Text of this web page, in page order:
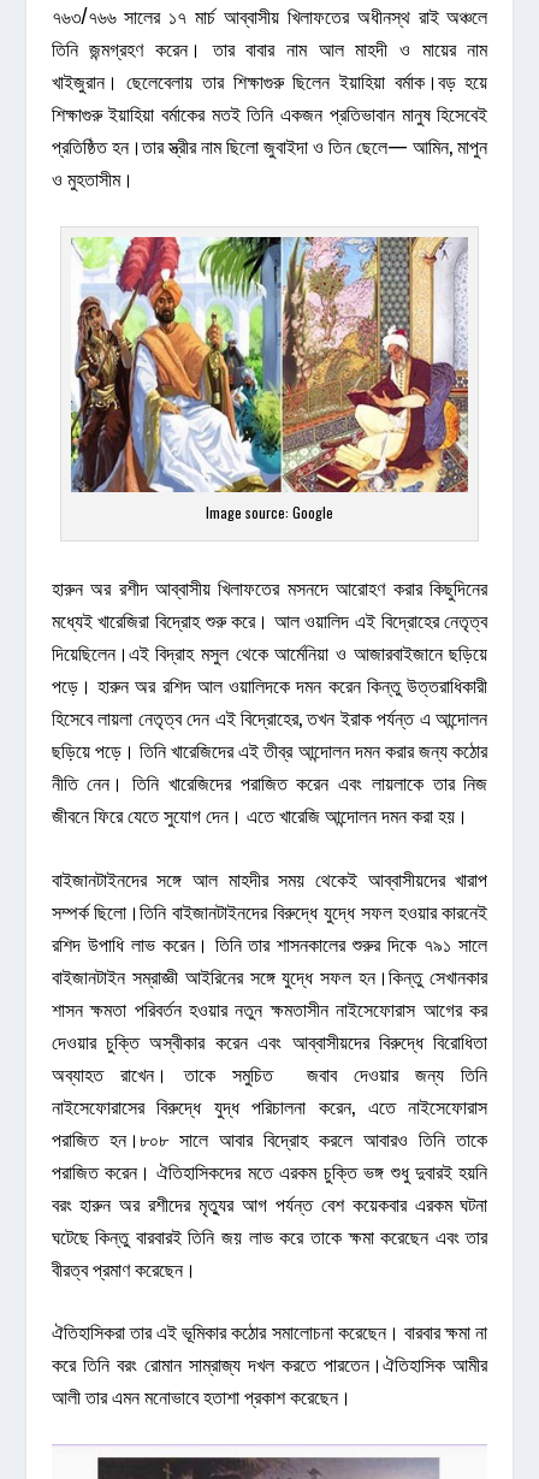
৭৬৩/৭৬৬ সালের ১৭ মার্চ আব্বাসীয় খিলাফতের অধীনস্থ রাই অঞ্চলে
তিনি জন্মগ্রহণ করেন। তার বাবার নাম আল মাহদী ও মায়ের নাম
খাইজুরান। ছেলেবেলায় তার শিক্ষাগুরু ছিলেন ইয়াহিয়া বর্মাক।বড় হয়ে
শিক্ষাগুরু ইয়াহিয়া বর্মাকের মতই তিনি একজন প্রতিভাবান মানুষ হিসেবেই
প্রতিষ্ঠিত হন।তার স্ত্রীর নাম ছিলো জুবাইদা ও তিন ছেলে— আমিন, মাপুন
ও মুহতাসীম।
Image source: Google
হারুন অর রশীদ আব্বাসীয় খিলাফতের মসনদে আরোহণ করার কিছুদিনের
মধ্যেই খারেজিরা বিদ্রোহ শুরু করে। আল ওয়ালিদ এই বিদ্রোহের নেতৃত্ব
দিয়েছিলেন।এই বিদ্রাহ মসুল থেকে আর্মেনিয়া ও আজারবাইজানে ছড়িয়ে
পড়ে। হারুন অর রশিদ আল ওয়ালিদকে দমন করেন কিন্তু উত্তরাধিকারী
হিসেবে লায়লা নেতৃত্ব দেন এই বিদ্রোহের, তখন ইরাক পর্যন্ত এ আন্দোলন
ছড়িয়ে পড়ে। তিনি খারেজিদের এই তীব্র আন্দোলন দমন করার জন্য কঠোর
নীতি নেন। তিনি খারেজিদের পরাজিত করেন এবং লায়লাকে তার নিজ
জীবনে ফিরে যেতে সুযোগ দেন। এতে খারেজি আন্দোলন দমন করা হয়।
বাইজানটাইনদের সঙ্গে আল মাহদীর সময় থেকেই আব্বাসীয়দের খারাপ
সম্পর্ক ছিলো।তিনি বাইজানটাইনদের বিরুদ্ধে যুদ্ধে সফল হওয়ার কারনেই
রশিদ উপাধি লাভ করেন। তিনি তার শাসনকালের শুরুর দিকে ৭৯১ সালে
বাইজানটাইন সম্রাজ্ঞী আইরিনের সঙ্গে যুদ্ধে সফল হন।কিন্তু সেখানকার
শাসন ক্ষমতা পরিবর্তন হওয়ার নতুন ক্ষমতাসীন নাইসেফোরাস আগের কর
দেওয়ার চুক্তি অস্বীকার করেন এবং আব্বাসীয়দের বিরুদ্ধে বিরোধিতা
অব্যাহত রাখেন। তাকে সমুচিত জবাব দেওয়ার জন্য তিনি
নাইসেফোরাসের বিরুদ্ধে যুদ্ধ পরিচালনা করেন, এতে নাইসেফোরাস
পরাজিত হন।৮০৮ সালে আবার বিদ্রোহ করলে আবারও তিনি তাকে
পরাজিত করেন। ঐতিহাসিকদের মতে এরকম চুক্তি ভঙ্গ শুধু দুবারই হয়নি
বরং হারুন অর রশীদের মৃত্যুর আগ পর্যন্ত বেশ কয়েকবার এরকম ঘটনা
ঘটেছে কিন্তু বারবারই তিনি জয় লাভ করে তাকে ক্ষমা করেছেন এবং তার
বীরত্ব প্রমাণ করেছেন।
ঐতিহাসিকরা তার এই ভূমিকার কঠোর সমালোচনা করেছেন। বারবার ক্ষমা না
করে তিনি বরং রোমান সাম্রাজ্য দখল করতে পারতেন।ঐতিহাসিক আমীর
আলী তার এমন মনোভাবে হতাশা প্রকাশ করেছেন।